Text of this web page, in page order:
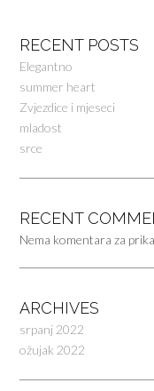
RECENT POSTS
Elegantno
summer heart
Zvjezdice i mjeseci
mladost
srce
RECENT
Nema komentara za
ARCHIVES
srpanj 2022
ožujak 2022